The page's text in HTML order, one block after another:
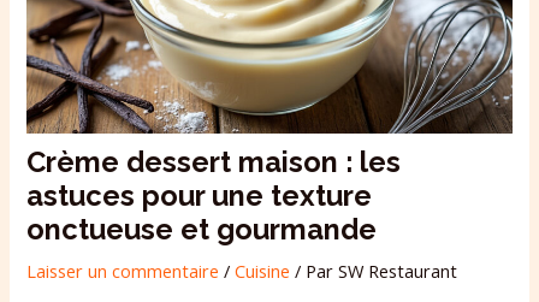
Crème dessert maison : les
astuces pour une texture
onctueuse et gourmande
Laisser un commentaire /Cuisine / ParSW Restaurant